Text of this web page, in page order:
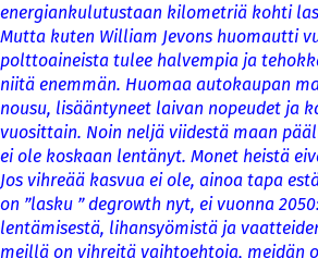
energiankulutustaan kilometriä kohti
Mutta kuten William Jevons huomautti
polttoaineista tulee halvempia ja
niitä enemmän. Huomaa autokaupan
nousu, lisääntyneet laivan nopeudet ja
vuosittain. Noin neljä viidestä maan
ei ole koskaan lentänyt. Monet heistä
Jos vihreää kasvua ei ole, ainoa tapa
on ”lasku ” degrowth nyt, ei vuonna
lentämisestä, lihansyömistä ja
meillä on vihreitä vaihtoehtoja, meidän